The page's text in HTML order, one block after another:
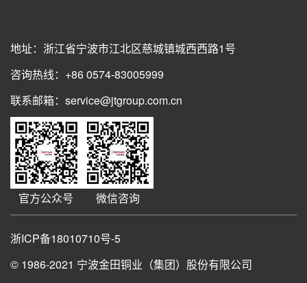
地址：浙江省宁波市江北区慈城镇城西西路1号
咨询热线：+86 0574-83005999
联系邮箱：service@jtgroup.com.cn
官方公众号 微信咨询
浙ICP备18010710号-5
© 1986-2021 宁波金田铜业（集团）股份有限公司